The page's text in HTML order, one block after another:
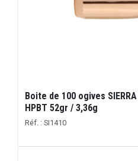
Boite de 100 ogives
HPBT 52gr / 3,36g
Réf. : SI1410